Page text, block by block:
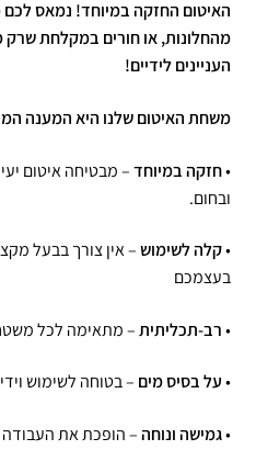
האיטום החזקה במיוחד! נמאס
מהחלונות, או חורים במקלחת
העניינים לידיים!
משחת האיטום שלנו היא המענה
•חזקה במיוחד– מבטיחה איטום
ובחום.
•קלה לשימוש– אין צורך בבעל
בעצמכם
•רב-תכליתית– מתאימה לכל משטח
•על בסיס מים – בטוחה לשימוש
•גמישה ונוחה– הופכת את